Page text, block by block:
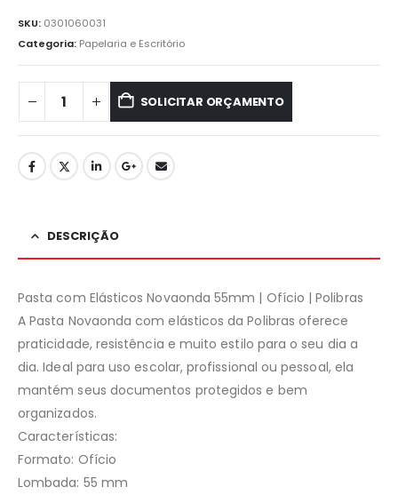
SKU: 0301060031
Categoria: Papelaria e Escritório
SOLICITAR ORÇAMENTO
DESCRIÇÃO
Pasta com Elásticos Novaonda 55mm | Ofício | Polibras
A Pasta Novaonda com elásticos da Polibras oferece
praticidade, resistência e muito estilo para o seu dia a
dia. Ideal para uso escolar, profissional ou pessoal, ela
mantém seus documentos protegidos e bem
organizados.
Características:
Formato: Ofício
Lombada: 55 mm